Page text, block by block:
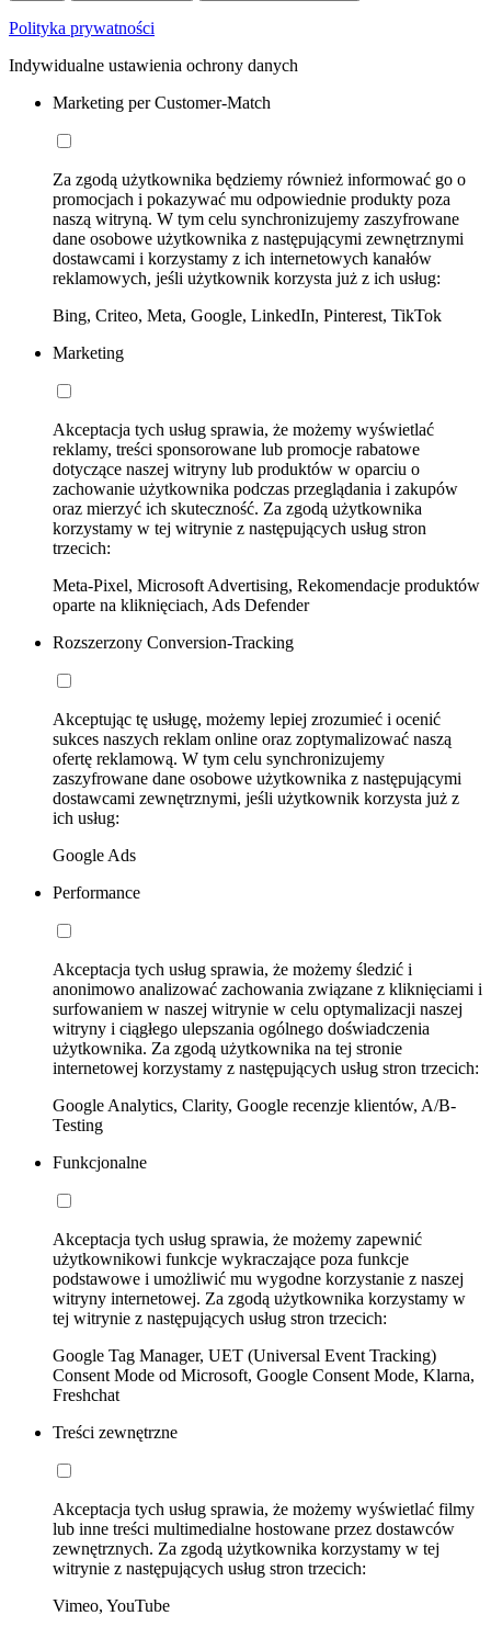
Polityka prywatności
Indywidualne ustawienia ochrony danych
Marketing per Customer-Match
Za zgodą użytkownika będziemy również informować go o
promocjach i pokazywać mu odpowiednie produkty poza
naszą witryną. W tym celu synchronizujemy zaszyfrowane
dane osobowe użytkownika z następującymi zewnętrznymi
dostawcami i korzystamy z ich internetowych kanałów
reklamowych, jeśli użytkownik korzysta już z ich usług:
Bing, Criteo, Meta, Google, LinkedIn, Pinterest, TikTok
Marketing
Akceptacja tych usług sprawia, że możemy wyświetlać
reklamy, treści sponsorowane lub promocje rabatowe
dotyczące naszej witryny lub produktów w oparciu o
zachowanie użytkownika podczas przeglądania i zakupów
oraz mierzyć ich skuteczność. Za zgodą użytkownika
korzystamy w tej witrynie z następujących usług stron
trzecich:
Meta-Pixel, Microsoft Advertising, Rekomendacje produktów
oparte na kliknięciach, Ads Defender
Rozszerzony Conversion-Tracking
Akceptując tę usługę, możemy lepiej zrozumieć i ocenić
sukces naszych reklam online oraz zoptymalizować naszą
ofertę reklamową. W tym celu synchronizujemy
zaszyfrowane dane osobowe użytkownika z następującymi
dostawcami zewnętrznymi, jeśli użytkownik korzysta już z
ich usług:
Google Ads
Performance
Akceptacja tych usług sprawia, że możemy śledzić i
anonimowo analizować zachowania związane z kliknięciami i
surfowaniem w naszej witrynie w celu optymalizacji naszej
witryny i ciągłego ulepszania ogólnego doświadczenia
użytkownika. Za zgodą użytkownika na tej stronie
internetowej korzystamy z następujących usług stron trzecich:
Google Analytics, Clarity, Google recenzje klientów, A/B-
Testing
Funkcjonalne
Akceptacja tych usług sprawia, że możemy zapewnić
użytkownikowi funkcje wykraczające poza funkcje
podstawowe i umożliwić mu wygodne korzystanie z naszej
witryny internetowej. Za zgodą użytkownika korzystamy w
tej witrynie z następujących usług stron trzecich:
Google Tag Manager, UET (Universal Event Tracking)
Consent Mode od Microsoft, Google Consent Mode, Klarna,
Freshchat
Treści zewnętrzne
Akceptacja tych usług sprawia, że możemy wyświetlać filmy
lub inne treści multimedialne hostowane przez dostawców
zewnętrznych. Za zgodą użytkownika korzystamy w tej
witrynie z następujących usług stron trzecich:
Vimeo, YouTube